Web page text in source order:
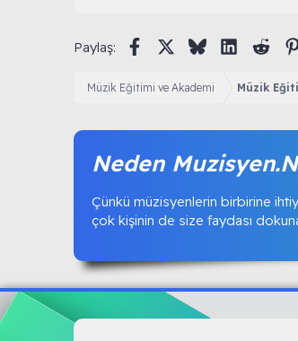
Paylaş: FacebookX (Twitter)
BlueskyLinkedIn
Müzik Eğitimi ve Akademi Müzik
Neden
Çünkü müzisyenlerin birbirine
çok kişinin de size faydası